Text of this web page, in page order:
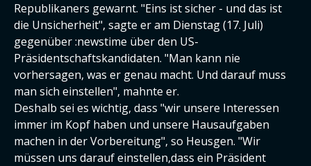
Republikaners gewarnt. "Eins ist sicher - und das ist
die Unsicherheit", sagte er am Dienstag (17. Juli)
gegenüber :newstime über den US-
Präsidentschaftskandidaten. "Man kann nie
vorhersagen, was er genau macht. Und darauf muss
man sich einstellen", mahnte er.
Deshalb sei es wichtig, dass "wir unsere Interessen
immer im Kopf haben und unsere Hausaufgaben
machen in der Vorbereitung", so Heusgen. "Wir
müssen uns darauf einstellen,dass ein Präsident